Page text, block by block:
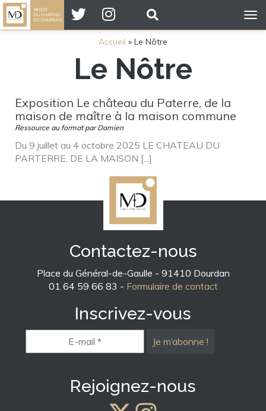
Accueil » Le Nôtre
Le Nôtre
Exposition Le château du Paterre, de la
maison de maître à la maison commune
Ressource au format par Damien
Du 9 juillet au 4 octobre 2025 LE CHATEAU DU
PARTERRE, DE LA MAISON [...]
Contactez-nous
Place du Général-de-Gaulle - 91410 Dourdan
01 64 59 66 83 - Formulaire de contact
Inscrivez-vous
mail
*
Rejoignez-nous